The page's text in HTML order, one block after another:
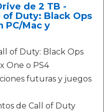
de 2 TB -
of Duty: Black Ops
PC/Mac y
of Duty: Black Ops
One o PS4
futuras y juegos
de Call of Duty